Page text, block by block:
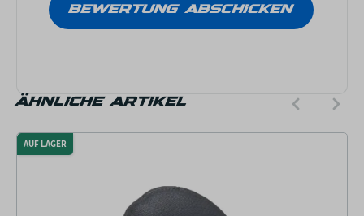
ÄHNLICHE ARTIKEL
AUF LAGER